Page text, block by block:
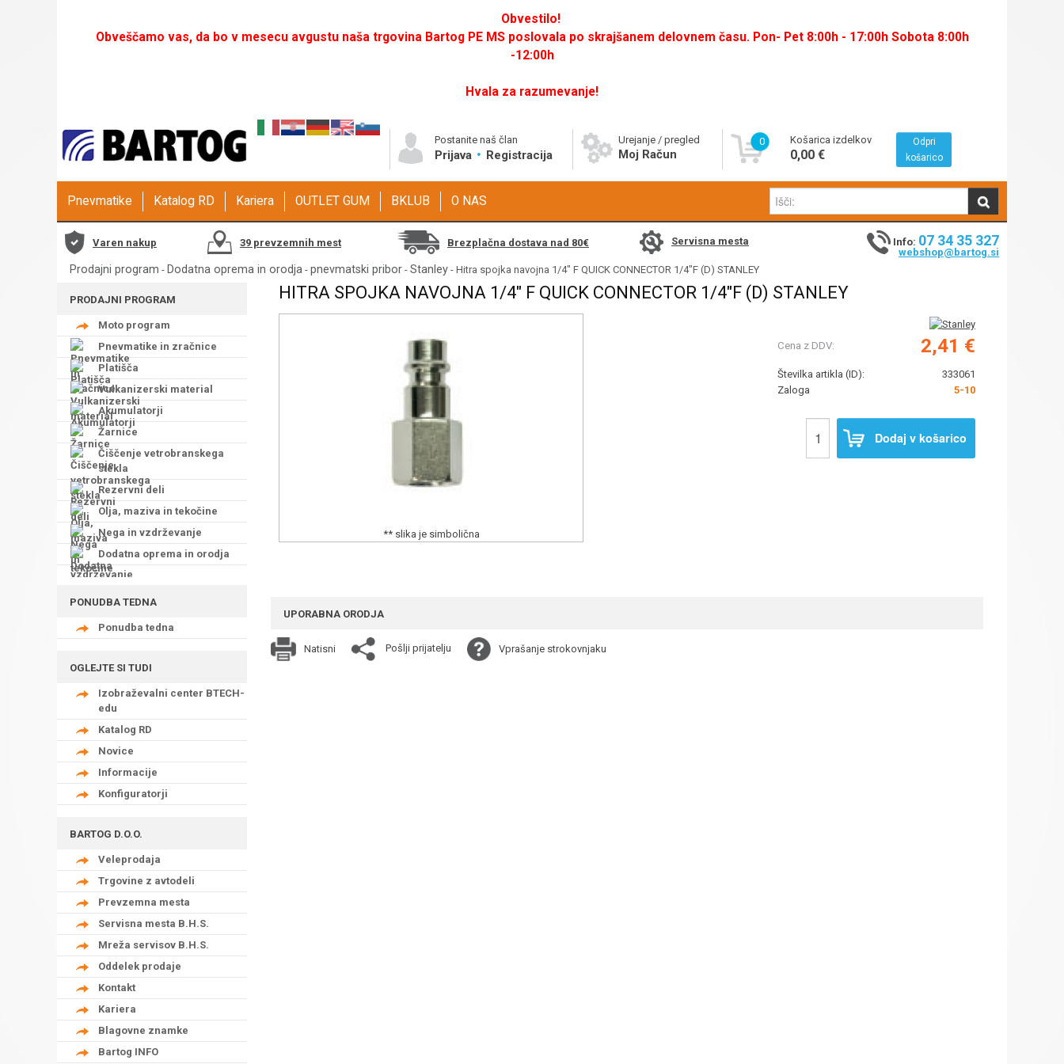
Obvestilo!
Obveščamo vas, da bo v mesecu avgustu naša trgovina Bartog PE MS poslovala po skrajšanem delovnem času. Pon- Pet 8:00h - 17:00h Sobota 8:00h
-12:00h
Hvala za razumevanje!
Postanite naš član
Prijava Registracija
Urejanje / pregled
Moj Račun
0 Košarica izdelkov
0,00 €
Odpri
košarico
Pnevmatike Katalog RD Kariera OUTLET GUM BKLUB O NAS
Varen nakup 39 prevzemnih mest Brezplačna dostava nad 80€ Servisna mesta Info: 07 34 35 327
webshop@bartog.si
Prodajni program - Dodatna oprema in orodja - pnevmatski pribor - Stanley - Hitra spojka navojna 1/4" F QUICK CONNECTOR 1/4"F (D) STANLEY
PRODAJNI PROGRAM
Moto program
Pnevmatike in zračnice
Platišča
Vulkanizerski material
Akumulatorji
Žarnice
Čiščenje vetrobranskega
stekla
Rezervni deli
Olja, maziva in tekočine
Nega in vzdrževanje
Dodatna oprema in orodja
PONUDBA TEDNA
Ponudba tedna
OGLEJTE SI TUDI
Izobraževalni center BTECH-
edu
Katalog RD
Novice
Informacije
Konfiguratorji
BARTOG D.O.O.
Veleprodaja
Trgovine z avtodeli
Prevzemna mesta
Servisna mesta B.H.S.
Mreža servisov B.H.S.
Oddelek prodaje
Kontakt
Kariera
Blagovne znamke
Bartog INFO
HITRA SPOJKA NAVOJNA 1/4" F QUICK CONNECTOR 1/4"F (D) STANLEY
** slika je simbolična
Cena z DDV: 2,41 €
Številka artikla (ID):
333061
Zaloga
5-10
Dodaj v košarico
UPORABNA ORODJA
Natisni Pošlji prijatelju Vprašanje strokovnjaku